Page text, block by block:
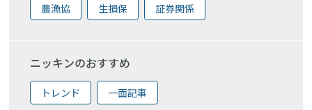
農漁協 生損保 証券関係
ニッキンのおすすめ
トレンド 一面記事